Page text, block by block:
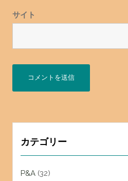
サイト
カテゴリー
P&A(32)